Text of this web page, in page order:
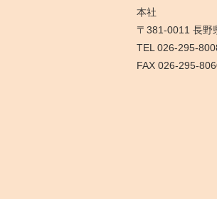
本社
〒381-0011 長野
TEL 026-295-
FAX 026-295-